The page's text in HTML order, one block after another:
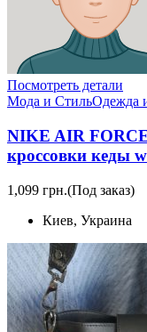
Посмотреть детали
Мода и СтильОдежда
NIKE AIR
кроссовки кеды
1,099 грн.(Под заказ)
Киев, Украина